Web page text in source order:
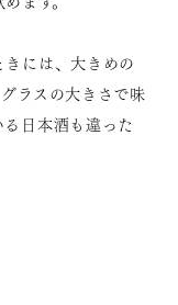
には、大きめの
ラスの大きさで味
日本酒も違った